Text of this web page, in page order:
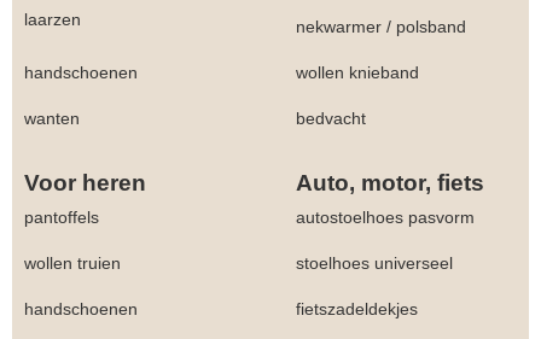
laarzen nekwarmer / polsband
handschoenen wollen knieband
wanten bedvacht
Voor heren Auto, motor, fiets
pantoffels autostoelhoes pasvorm
wollen truien stoelhoes universeel
handschoenen fietszadeldekjes